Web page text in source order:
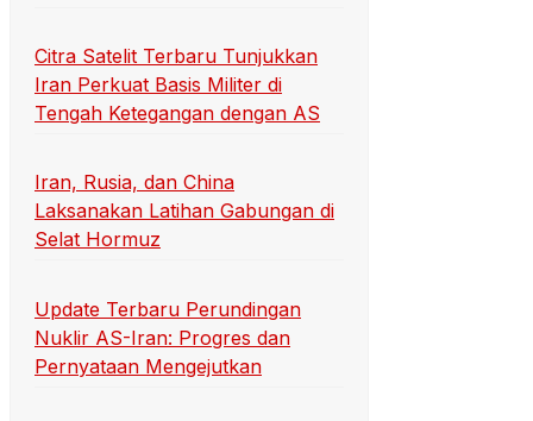
Citra Satelit Terbaru Tunjukkan
Iran Perkuat Basis Militer di
Tengah Ketegangan dengan AS
Iran, Rusia, dan China
Laksanakan Latihan Gabungan di
Selat Hormuz
Update Terbaru Perundingan
Nuklir AS-Iran: Progres dan
Pernyataan Mengejutkan